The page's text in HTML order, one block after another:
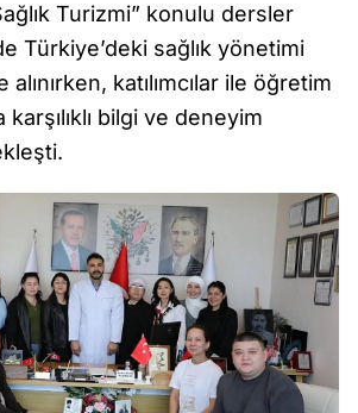
Turizmi” konulu dersler
Türkiye’deki sağlık yönetimi
alınırken, katılımcılar ile öğretim
karşılıklı bilgi ve deneyim